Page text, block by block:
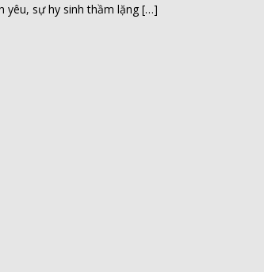
yêu, sự hy sinh thầm lặng […]